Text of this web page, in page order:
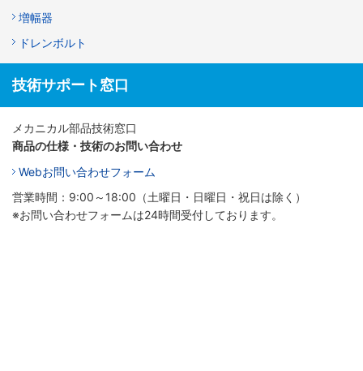
増幅器
ドレンボルト
技術サポート窓口
メカニカル部品技術窓口
商品の仕様・技術のお問い合わせ
Webお問い合わせフォーム
営業時間：9:00～18:00（土曜日・日曜日・祝日は除く）
※お問い合わせフォームは24時間受付しております。